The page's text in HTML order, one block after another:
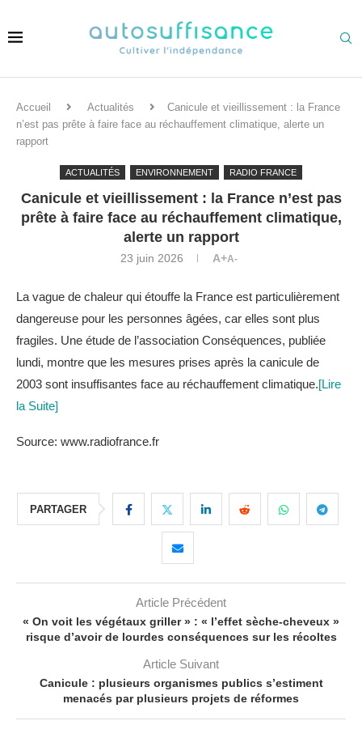
Accueil Actualités
Canicule et vieillissement : la France
n’est pas prête à faire face au réchauffement climatique, alerte un
rapport
ACTUALITÉS ENVIRONNEMENT RADIO FRANCE
Canicule et vieillissement : la France n’est pas
prête à faire face au réchauffement climatique,
alerte un rapport
23 juin 2026 A+A-
La vague de chaleur qui étouffe la France est particulièrement
dangereuse pour les personnes âgées, car elles sont plus
fragiles. Une étude de l’association Conséquences, publiée
lundi, montre que les mesures prises après la canicule de
2003 sont insuffisantes face au réchauffement climatique.[Lire
la Suite]
Source: www.radiofrance.fr
PARTAGER
Article Précédent
« On voit les végétaux griller » : « l’effet sèche-cheveux »
risque d’avoir de lourdes conséquences sur les récoltes
Article Suivant
Canicule : plusieurs organismes publics s’estiment
menacés par plusieurs projets de réformes